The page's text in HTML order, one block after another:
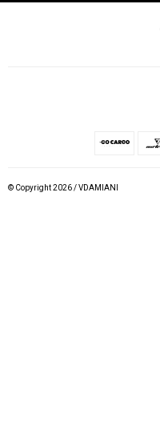
© Copyright 2026 / VDAMIANI